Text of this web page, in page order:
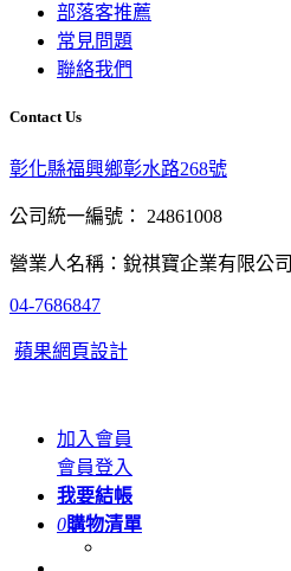
部落客推薦
常見問題
聯絡我們
Contact Us
彰化縣福興鄉彰水路268號
公司統一編號： 24861008
營業人名稱：銳祺寶企業有限公司
04-7686847
蘋果網頁設計
加入會員
會員登入
我要結帳
0購物清單